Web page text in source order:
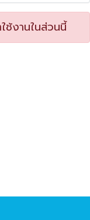
ช้งานในส่วนนี้